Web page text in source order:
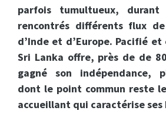
parfois tumultueux,
rencontrés différents flux
d’Inde et d’Europe. Pacifié
Sri Lanka offre, près de de
gagné son indépendance,
dont le point commun reste
accueillant qui caractérise